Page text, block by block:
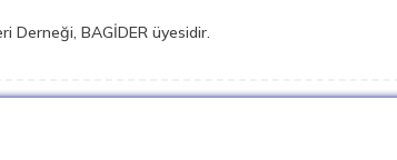
Derneği, BAGİDER üyesidir.